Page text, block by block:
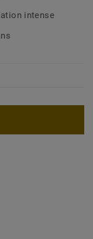
intense